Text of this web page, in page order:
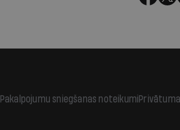
Pakalpojumu sniegšanas noteikumi